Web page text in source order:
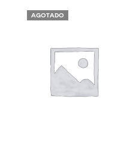
AGOTADO